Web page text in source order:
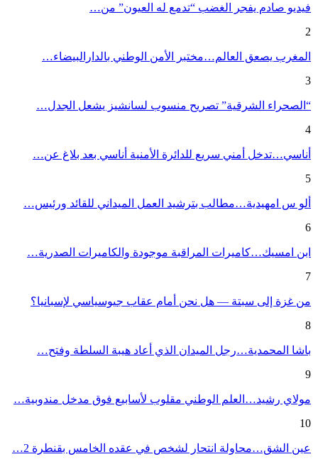
فيديو صادم يفجر الغضب “تدمع له العيون” من…
2
المغرب يصعق العالم…مختبر الأمن الوطني بالدارالبيضاء…
3
“الصحراء الشرقية” تصريح منسوب لسانشيز يشعل الجدل…
4
أناسي…تدخل أمني سريع للدائرة الأمنية أناسي بعد بلاغ عن…
5
ألو س امهيدية…مطالب بترشيد العمل الميداني للقائد ورئيس…
6
ابن امسيك…كاميرات المراقبة موجودة والكاميرات الصدرية…
7
من غزة إلى سبتة — هل نحن أمام عقاب جيوسياسي لإسبانيا؟
8
باشا المحمدية…رجل الميدان الذي أعاد هيبة السلطة وفتح…
9
مولاي رشيد…العلم الوطني مقلوب لأسابيع فوق مدخل مندوبية…
10
عين الشق…محاولة انتحار لشخص في عقده الخامس بقنطرة 2…